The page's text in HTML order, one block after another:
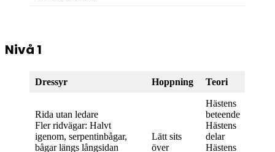
Nivå 1
Dressyr Hoppning Teori
Rida utan ledare
Fler ridvägar: Halvt
igenom, serpentinbågar,
bågar längs långsidan
Lätt sits
över
Hästens
beteende
Hästens
delar
Hästens